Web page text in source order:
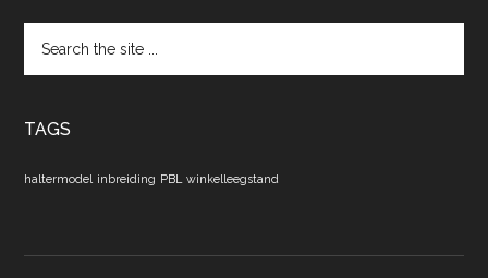
the
TAGS
haltermodel inbreiding PBL winkelleegstand